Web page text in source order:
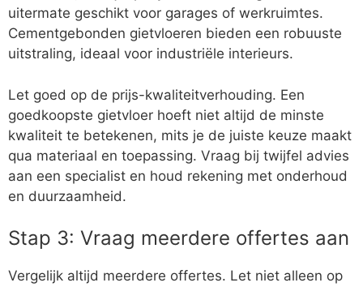
uitermate geschikt voor garages of werkruimtes.
Cementgebonden gietvloeren bieden een robuuste
uitstraling, ideaal voor industriële interieurs.
Let goed op de prijs-kwaliteitverhouding. Een
goedkoopste gietvloer hoeft niet altijd de minste
kwaliteit te betekenen, mits je de juiste keuze maakt
qua materiaal en toepassing. Vraag bij twijfel advies
aan een specialist en houd rekening met onderhoud
en duurzaamheid.
Stap 3: Vraag meerdere offertes aan
Vergelijk altijd meerdere offertes. Let niet alleen op